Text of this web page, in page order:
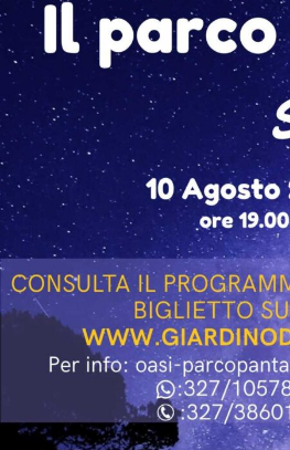
L’incontro con Giallini e
pubblico momenti di confronto,
confermando lo spirito che
Cinema”: non soltanto una
un’occasione per avvicinare il